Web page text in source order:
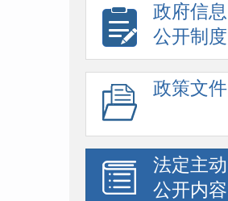
政府信息
公开制度
政策文件
法定主动
公开内容